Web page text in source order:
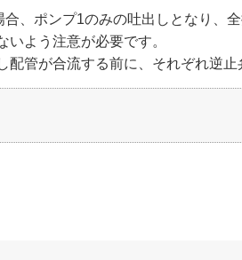
、ポンプ1のみの吐出しとなり、
いよう注意が必要です。
配管が合流する前に、それぞれ逆止